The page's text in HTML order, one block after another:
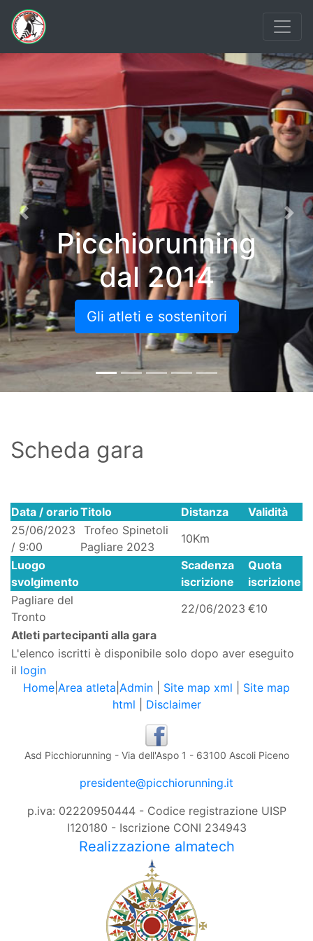
Picchiorunning
dal 2014
Gli atleti e sostenitori
Previous
Scheda gara
Data / orarioTitolo Distanza
Validità
25/06/2023
/ 9:00
Trofeo Spinetoli
Pagliare 2023
10Km
Luogo
svolgimento
Scadenza
iscrizione
Quota
iscrizione
Pagliare del
Tronto
22/06/2023 €10
Atleti partecipanti alla gara
L'elenco iscritti è disponibile solo dopo aver eseguito
il login
Home Area atleta Admin Site map xml
Site map
html
Disclaimer
Asd Picchiorunning - Via dell'Aspo 1 - 63100 Ascoli Piceno
presidente@picchiorunning.it
p.iva: 02220950444 - Codice registrazione UISP
I120180 - Iscrizione CONI 234943
Realizzazione almatech